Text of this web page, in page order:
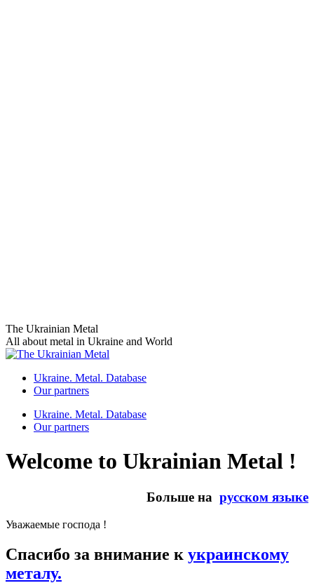
Skip
to
content
The Ukrainian Metal
All about metal in Ukraine and World
Ukraine. Metal. Database
Our partners
Ukraine. Metal. Database
Our partners
Welcome to Ukrainian Metal !
Больше на русском языке
Уважаемые господа !
Спасибо за внимание к украинскому
металу.